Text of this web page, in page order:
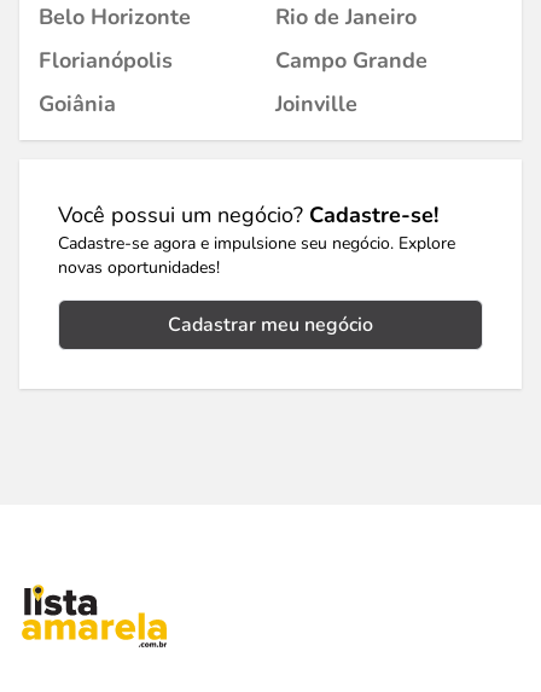
Belo Horizonte
Rio de Janeiro
Florianópolis
Campo Grande
Goiânia
Joinville
Você possui um negócio? Cadastre-se!
Cadastre-se agora e impulsione seu negócio. Explore
novas oportunidades!
Cadastrar meu negócio